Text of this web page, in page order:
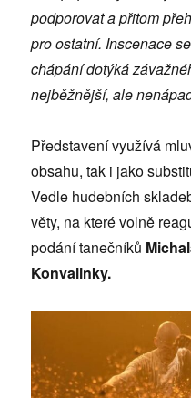
podporovat a přitom
pro ostatní. Inscenace
chápánídotýká závažn
nejběžnější, ale
Představení využívá
obsahu, tak i jako
Vedle hudebních
věty, na které volně
podání tanečníků
Konvalinky.